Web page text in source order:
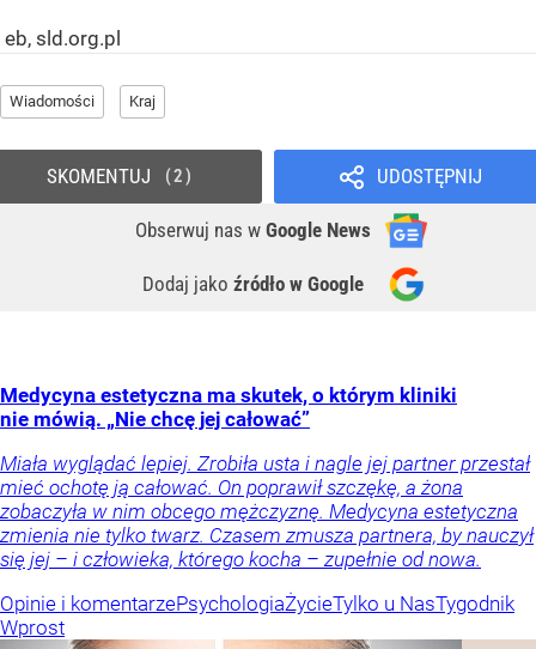
eb, sld.org.pl
Wiadomości Kraj
UDOSTĘPNIJ
Obserwuj nas w Google News
Dodaj jako źródło w Google
SKOMENTUJ 2
Medycyna estetyczna ma skutek, o którym kliniki
nie mówią. „Nie chcę jej całować”
Miała wyglądać lepiej. Zrobiła usta i nagle jej partner przestał
mieć ochotę ją całować. On poprawił szczękę, a żona
zobaczyła w nim obcego mężczyznę. Medycyna estetyczna
zmienia nie tylko twarz. Czasem zmusza partnera, by nauczył
się jej – i człowieka, którego kocha – zupełnie od nowa.
Opinie i komentarzePsychologiaŻycieTylko u NasTygodnik
Wprost